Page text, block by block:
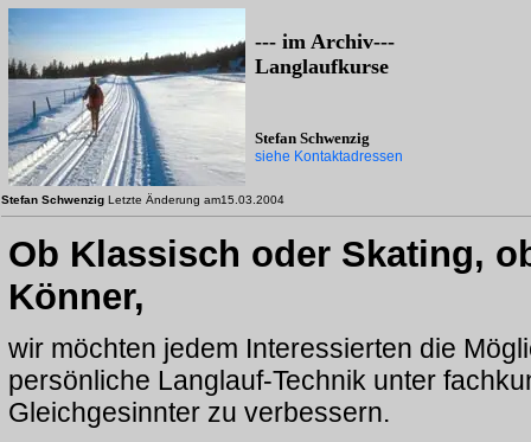
--- im Archiv---
Langlaufkurse
siehe Kontaktadressen
Stefan Schwenzig Letzte Änderung am15.03.2004
Ob Klassisch oder Skating,
Könner,
wir möchten jedem Interessierten die
persönliche Langlauf-Technik unter
Gleichgesinnter zu verbessern.